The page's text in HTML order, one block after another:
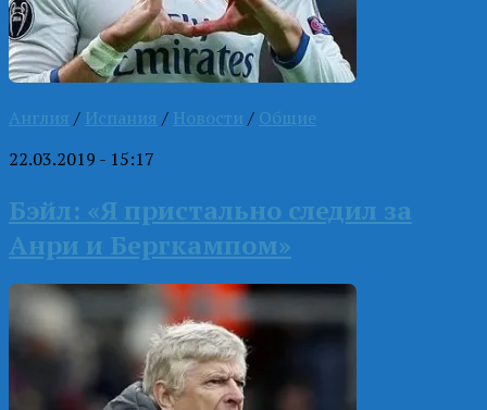
Англия / Испания / Новости / Общие
22.03.2019 - 15:17
Бэйл: «Я пристально следил за
Анри и Бергкампом»